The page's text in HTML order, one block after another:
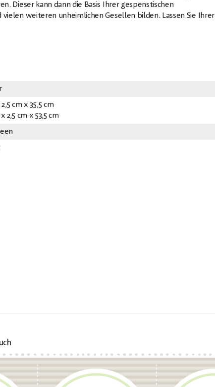
Dieser kann dann die Basis Ihrer gespenstischen
weiteren unheimlichen Gesellen bilden. Lassen Sie Ihrer
cm x 35,5 cm
2,5 cm x 53,5 cm